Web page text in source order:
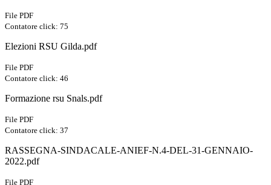
File PDF
Contatore click: 75
Elezioni RSU Gilda.pdf
File PDF
Contatore click: 46
Formazione rsu Snals.pdf
File PDF
Contatore click: 37
RASSEGNA-SINDACALE-ANIEF-N.4-DEL-31-GENNAIO-
2022.pdf
File PDF